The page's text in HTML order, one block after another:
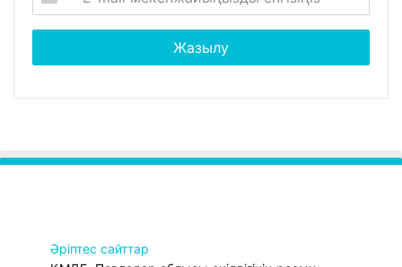
Әріптес сайттар